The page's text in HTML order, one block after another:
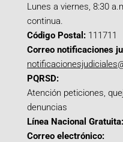
Lunes a viernes, 8:30
continua.
Código Postal: 111711
Correo notificaciones
PQRSD:
Atención peticiones,
denuncias
Línea Nacional Gratuita:
Correo electrónico: